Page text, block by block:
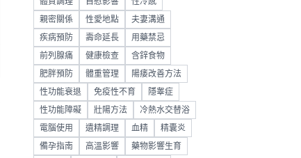
親密關係 性愛地點 夫妻溝通
疾病預防 壽命延長 用藥禁忌
前列腺痛 健康檢查 含鋅食物
肥胖預防 體重管理 陽痿改善方法
性功能衰退 免疫性不育 隱睾症
性功能障礙 壯陽方法 冷熱水交替浴
電腦使用 遺精調理 血精 精囊炎
備孕指南 高溫影響 藥物影響生育